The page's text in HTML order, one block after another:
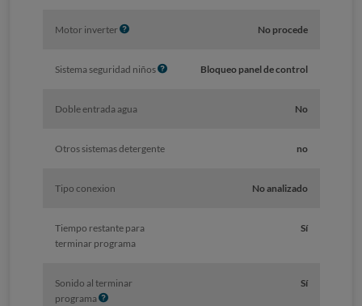
Motor inverterI
o
No procede
Sistema seguridad niñosI
Bloqueo panel de control
Doble entrada agua No
Otros sistemas detergente no
Tipo conexion No analizado
Tiempo restante para
terminar programa
Sí
Sonido al terminar
programa I
Sí